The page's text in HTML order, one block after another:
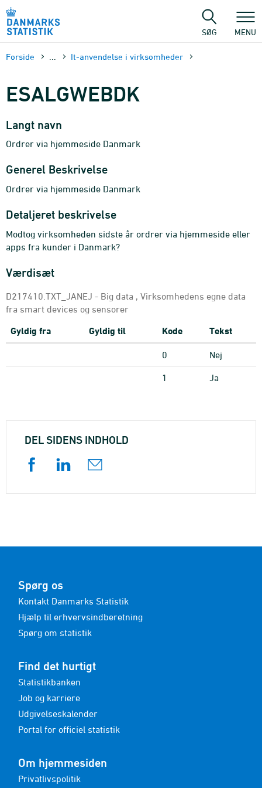
sidens
SØG MENU
Forside It-anvendelse i virksomheder
ESALGWEBDK
Langt navn
Ordrer via hjemmeside Danmark
Generel Beskrivelse
Ordrer via hjemmeside Danmark
Detaljeret beskrivelse
Modtog virksomheden sidste år ordrer via hjemmeside eller
apps fra kunder i Danmark?
Værdisæt
D217410.TXT_JANEJ - Big data , Virksomhedens egne data
fra smart devices og sensorer
Gyldig fra Gyldig til Kode Tekst
0 Nej
1 Ja
DEL SIDENS INDHOLD
Spørg os
Kontakt Danmarks Statistik
Hjælp til erhvervsindberetning
Spørg om statistik
Find det hurtigt
Statistikbanken
Job og karriere
Udgivelseskalender
Portal for officiel statistik
Om hjemmesiden
Privatlivspolitik